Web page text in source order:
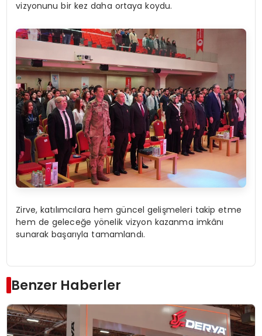
vizyonunu bir kez daha ortaya koydu.
Zirve, katılımcılara hem güncel gelişmeleri takip etme
hem de geleceğe yönelik vizyon kazanma imkânı
sunarak başarıyla tamamlandı.
Benzer Haberler